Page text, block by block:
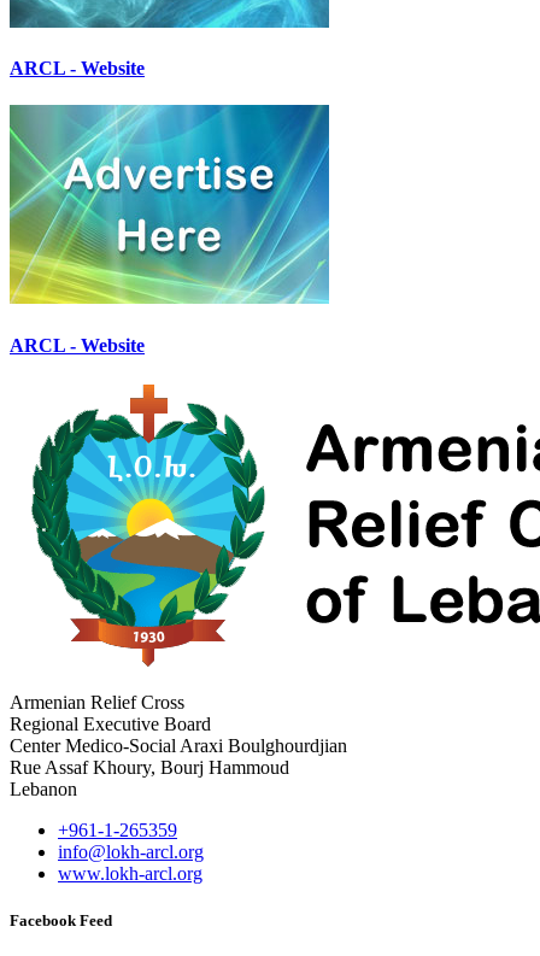
ARCL - Website
ARCL - Website
Armenian Relief Cross
Regional Executive Board
Center Medico-Social Araxi Boulghourdjian
Rue Assaf Khoury, Bourj Hammoud
Lebanon
+961-1-265359
info@lokh-arcl.org
www.lokh-arcl.org
Facebook Feed